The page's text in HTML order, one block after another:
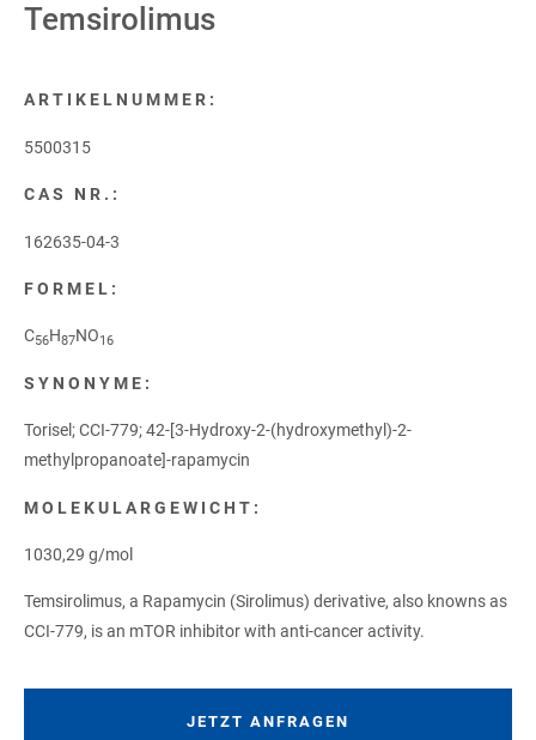
Temsirolimus
ARTIKELNUMMER:
5500315
CAS NR.:
162635-04-3
FORMEL:
C56H87NO16
SYNONYME:
Torisel; CCI-779; 42-[3-Hydroxy-2-(hydroxymethyl)-2-
methylpropanoate]-rapamycin
MOLEKULARGEWICHT:
1030,29 g/mol
Temsirolimus, a Rapamycin (Sirolimus) derivative, also knowns as
CCI-779, is an mTOR inhibitor with anti-cancer activity.
JETZT ANFRAGEN